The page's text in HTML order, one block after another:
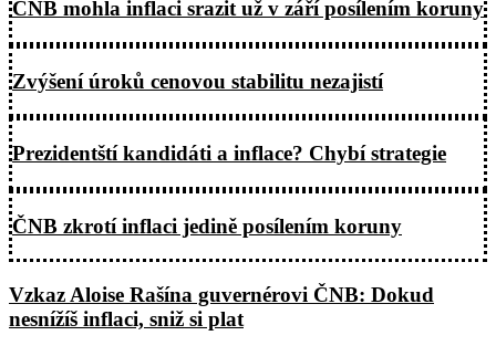
ČNB mohla inflaci srazit už v září posílením koruny
Zvýšení úroků cenovou stabilitu nezajistí
Prezidentští kandidáti a inflace? Chybí strategie
ČNB zkrotí inflaci jedině posílením koruny
Vzkaz Aloise Rašína guvernérovi ČNB: Dokud
nesnížíš inflaci, sniž si plat